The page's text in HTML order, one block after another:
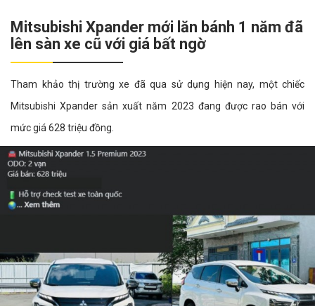
Mitsubishi Xpander mới lăn bánh 1 năm đã
lên sàn xe cũ với giá bất ngờ
Tham khảo thị trường xe đã qua sử dụng hiện nay, một chiếc
Mitsubishi Xpander sản xuất năm 2023 đang được rao bán với
mức giá 628 triệu đồng.